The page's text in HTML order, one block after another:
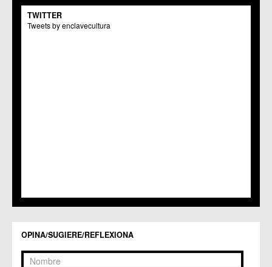
C.M. El Carmen
Centros Culturales
C.C. Puertas de Castilla
C.C. Zarandona
TWITTER
Tweets by enclavecultura
OPINA/SUGIERE/REFLEXIONA